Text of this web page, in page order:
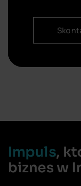
Impuls,
biznes w